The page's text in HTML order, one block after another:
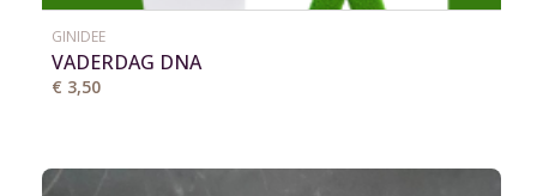
GINIDEE
VADERDAG DNA
€ 3,50